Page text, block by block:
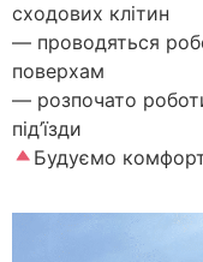
сходових клітин
— проводяться
поверхам
— розпочато
під’їзди
Будуємо